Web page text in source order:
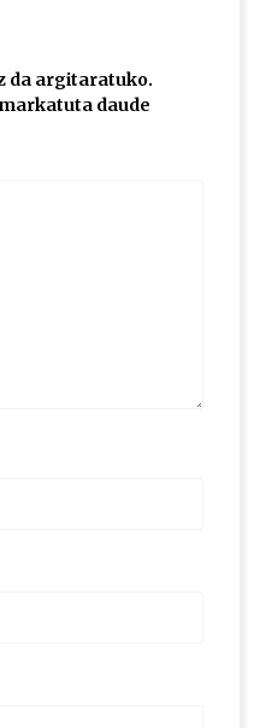
Boards Of Canada, Somak,
Underscores, Habia
da argitaratuko.
markatuta daude